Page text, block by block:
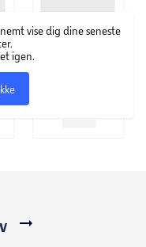
vise dig dine seneste
igen.